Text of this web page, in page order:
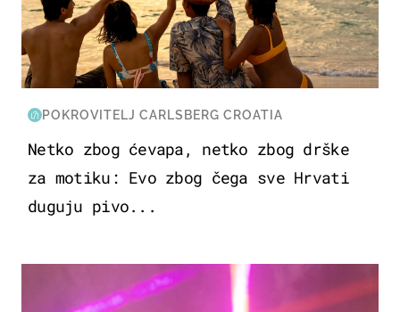
POKROVITELJ CARLSBERG CROATIA
Netko zbog ćevapa, netko zbog drške
za motiku: Evo zbog čega sve Hrvati
duguju pivo...
KULTURA & ZABAVA